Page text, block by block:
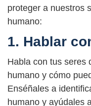
proteger a nuestros
humano:
1. Hablar
Habla con tus seres
humano y cómo
Enséñales a
humano y ayúdales